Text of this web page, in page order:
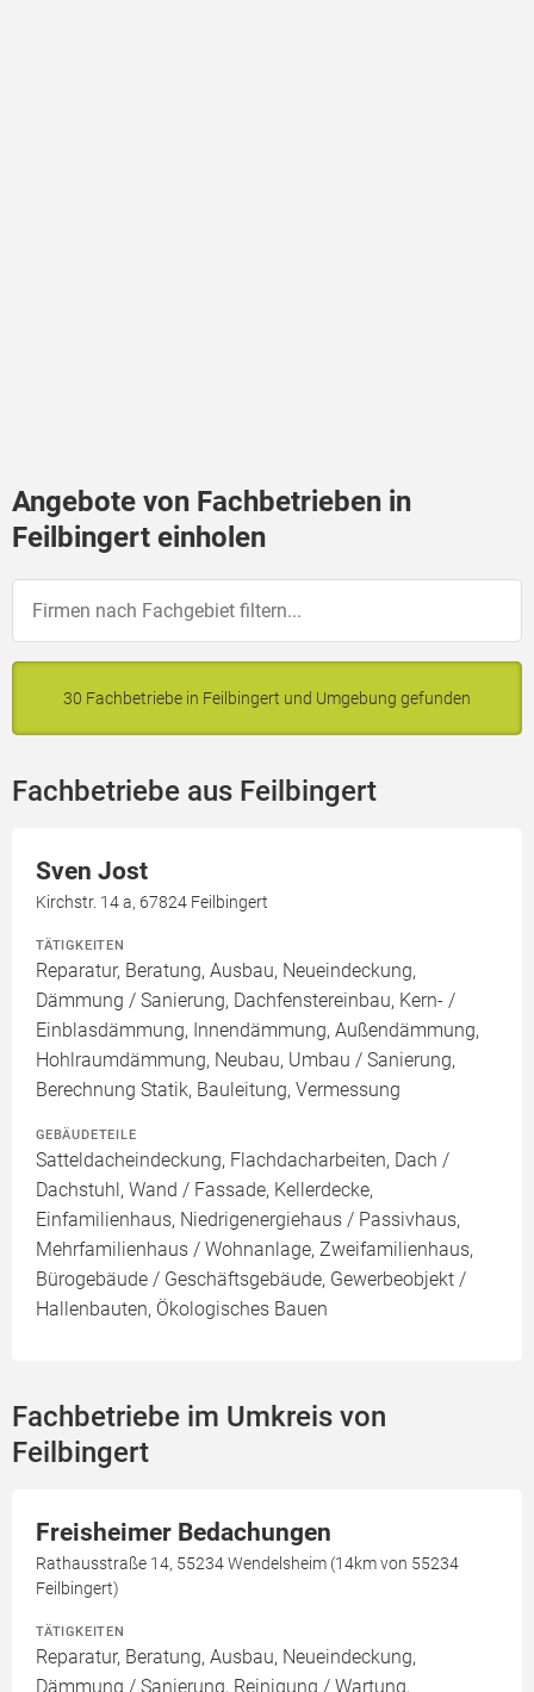
Angebote von Fachbetrieben in
Feilbingert einholen
30 Fachbetriebe in Feilbingert und Umgebung gefunden
Fachbetriebe aus Feilbingert
Sven Jost
Kirchstr. 14 a, 67824 Feilbingert
TÄTIGKEITEN
Reparatur, Beratung, Ausbau, Neueindeckung,
Dämmung / Sanierung, Dachfenstereinbau, Kern- /
Einblasdämmung, Innendämmung, Außendämmung,
Hohlraumdämmung, Neubau, Umbau / Sanierung,
Berechnung Statik, Bauleitung, Vermessung
GEBÄUDETEILE
Satteldacheindeckung, Flachdacharbeiten, Dach /
Dachstuhl, Wand / Fassade, Kellerdecke,
Einfamilienhaus, Niedrigenergiehaus / Passivhaus,
Mehrfamilienhaus / Wohnanlage, Zweifamilienhaus,
Bürogebäude / Geschäftsgebäude, Gewerbeobjekt /
Hallenbauten, Ökologisches Bauen
Fachbetriebe im Umkreis von
Feilbingert
Freisheimer Bedachungen
Rathausstraße 14, 55234 Wendelsheim (14km von 55234
Feilbingert)
TÄTIGKEITEN
Reparatur, Beratung, Ausbau, Neueindeckung,
Dämmung / Sanierung, Reinigung / Wartung,